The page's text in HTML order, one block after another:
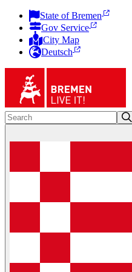
State of Bremen
Gov Service
City Map
Deutsch